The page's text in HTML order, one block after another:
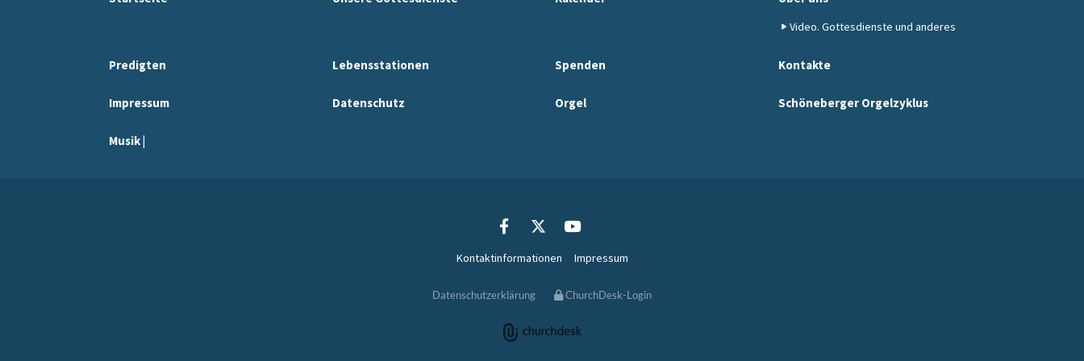
Video. Gottesdienste und anderes
Predigten Lebensstationen Spenden Kontakte
Impressum Datenschutz Orgel Schöneberger Orgelzyklus
Musik |
Kontaktinformationen Impressum
Datenschutzerklärung ChurchDesk-Login